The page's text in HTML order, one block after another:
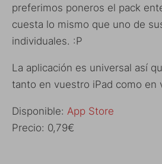
preferimos poneros el pack
cuesta lo mismo que uno de
individuales. :P
La aplicación es universal así
tanto en vuestro iPad como en
Disponible: App Store
Precio: 0,79€